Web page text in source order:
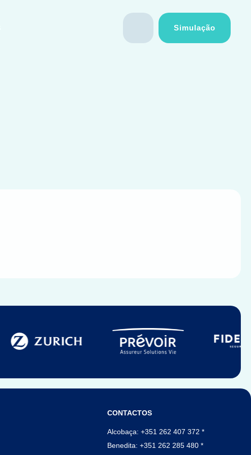
Simulação
CONTACTOS
Alcobaça: +351 262 407 372 *
Benedita: +351 262 285 480 *